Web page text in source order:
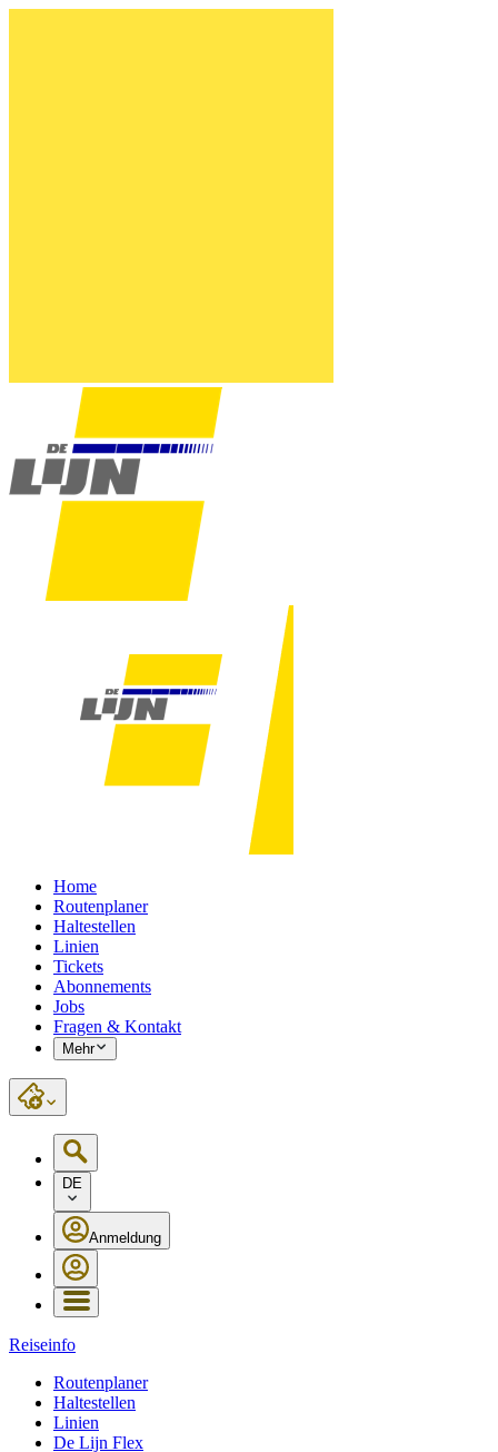
Home
Routenplaner
Haltestellen
Linien
Tickets
Abonnements
Jobs
Fragen & Kontakt
Mehr
DE
Anmeldung
Reiseinfo
Routenplaner
Haltestellen
Linien
De Lijn Flex